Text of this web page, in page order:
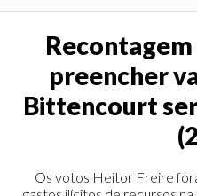
preencher
Bittencourt
Os votos Heitor Freire